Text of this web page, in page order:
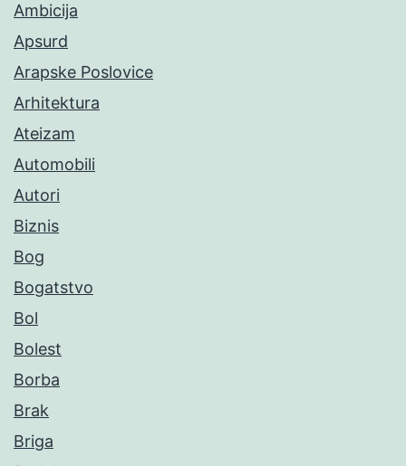
Ambicija
Apsurd
Arapske Poslovice
Arhitektura
Ateizam
Automobili
Autori
Biznis
Bog
Bogatstvo
Bol
Bolest
Borba
Brak
Briga